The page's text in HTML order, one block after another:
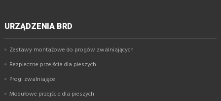
URZĄDZENIA BRD
Zestawy montażowe do progów zwalniających
Bezpieczne przejścia dla pieszych
Progi zwalniające
Modułowe przejście dla pieszych